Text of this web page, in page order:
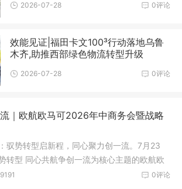
0评论
2026-07-28
效能见证|福田卡文100³行动落地乌鲁
木齐,助推西部绿色物流转型升级
0评论
2026-07-28
｜欧航欧马可2026年中商务会暨战略
驭势转型启新程，同心聚力创一流。7月23
转型 同心共航争创一流为核心主题的欧航欧
0评论
9191